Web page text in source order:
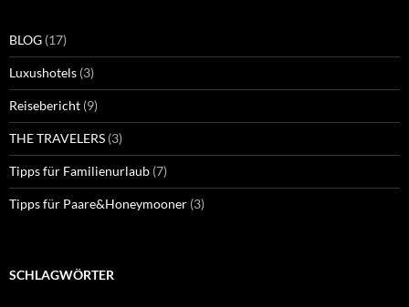
BLOG (17)
Luxushotels (3)
Reisebericht (9)
THE TRAVELERS (3)
Tipps für Familienurlaub (7)
Tipps für Paare&Honeymooner (3)
SCHLAGWÖRTER